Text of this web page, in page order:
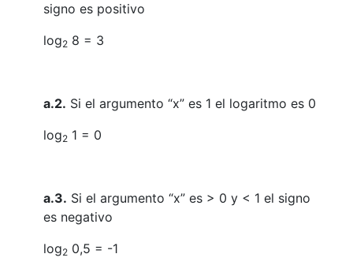
signo es positivo
log2 8 = 3
a.2. Si el argumento “x” es 1 el logaritmo es 0
log2 1 = 0
a.3. Si el argumento “x” es > 0 y < 1 el signo
es negativo
log2 0,5 = -1